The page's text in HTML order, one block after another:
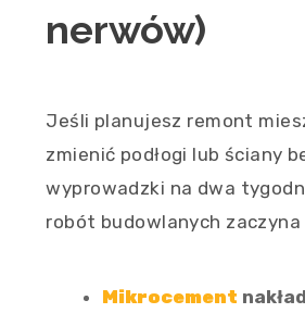
nerwów)
Jeśli planujesz remont
zmienić podłogi lub ściany
wyprowadzki na dwa
robót budowlanych zaczyna
Mikrocement